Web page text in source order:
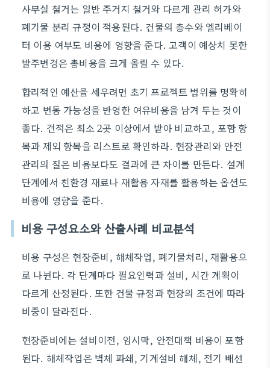
사무실 철거는 일반 주거지 철거와 다르게 관리 허가와
폐기물 분리 규정이 적용된다. 건물의 층수와 엘리베이
터 이용 여부도 비용에 영향을 준다. 고객이 예상치 못한
발주변경은 총비용을 크게 올릴 수 있다.
합리적인 예산을 세우려면 초기 프로젝트 범위를 명확히
하고 변동 가능성을 반영한 여유비용을 남겨 두는 것이
좋다. 견적은 최소 2곳 이상에서 받아 비교하고, 포함 항
목과 제외 항목을 리스트로 확인하라. 현장관리와 안전
관리의 질은 비용보다도 결과에 큰 차이를 만든다. 설계
단계에서 친환경 재료나 재활용 자재를 활용하는 옵션도
비용에 영향을 준다.
비용 구성요소와 산출사례 비교분석
비용 구성은 현장준비, 해체작업, 폐기물처리, 재활용으
로 나뉜다. 각 단계마다 필요인력과 설비, 시간 계획이
다르게 산정된다. 또한 건물 규정과 현장의 조건에 따라
비중이 달라진다.
현장준비에는 설비이전, 임시막, 안전대책 비용이 포함
된다. 해체작업은 벽체 파쇄, 기계설비 해체, 전기 배선